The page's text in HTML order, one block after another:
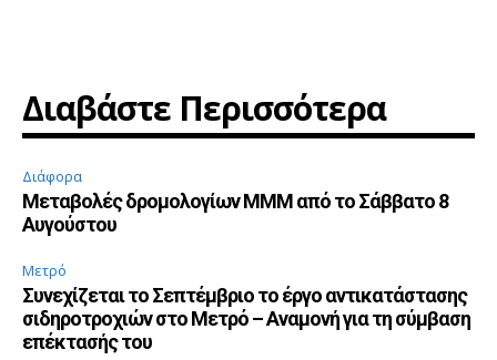
Διαβάστε Περισσότερα
Διάφορα
Μεταβολές δρομολογίων ΜΜΜ από το Σάββατο 8
Αυγούστου
Μετρό
Συνεχίζεται το Σεπτέμβριο το έργο αντικατάστασης
σιδηροτροχιών στο Μετρό – Αναμονή για τη σύμβαση
επέκτασής του